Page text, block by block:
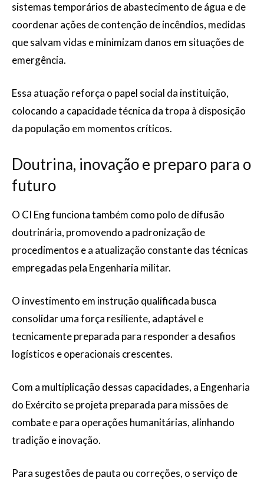
sistemas temporários de abastecimento de água e de
coordenar ações de contenção de incêndios, medidas
que salvam vidas e minimizam danos em situações de
emergência.
Essa atuação reforça o papel social da instituição,
colocando a capacidade técnica da tropa à disposição
da população em momentos críticos.
Doutrina, inovação e preparo para o
futuro
O CI Eng funciona também como polo de difusão
doutrinária, promovendo a padronização de
procedimentos e a atualização constante das técnicas
empregadas pela Engenharia militar.
O investimento em instrução qualificada busca
consolidar uma força resiliente, adaptável e
tecnicamente preparada para responder a desafios
logísticos e operacionais crescentes.
Com a multiplicação dessas capacidades, a Engenharia
do Exército se projeta preparada para missões de
combate e para operações humanitárias, alinhando
tradição e inovação.
Para sugestões de pauta ou correções, o serviço de